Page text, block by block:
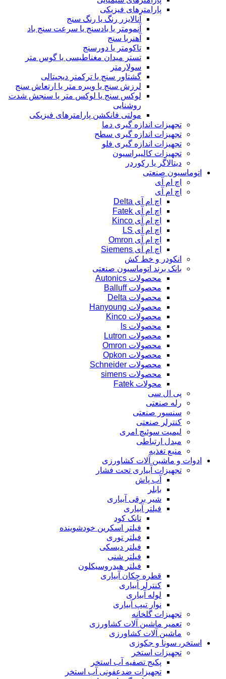
پارامترهای فیزیکی
آنالایزر رنگ یا رنگ سنج
آنمومتر یا بادسنج یا سرعت سنج باد
آهنربا سنج
تاکومتر یا دورسنج
تستر میدان مغناطیسی یا گوس متر
سولارمتر
گشتاور سنج یا ترکمتر دیجیتالی
لرزش سنج یا ویبره متر یا ارتعاش سنج
لوکس سنج یا لوکس متر یا سنجش شدت
روشنایی
مولتی فانکشن پارامترهای فیزیکی
تجهیزات اندازه گیری دما
تجهیزات اندازه گیری سطح
تجهیزات اندازه گیری فلو
تجهیزات کالیبراسیون
دیتالاگر یا رکوردر
اتوماسیون صنعتی
اچ ام آی
اچ ام آی
اچ ام آی Delta
اچ ام آی Fatek
اچ ام آی Kinco
اچ ام آی LS
اچ ام آی Omron
اچ ام آی Siemens
انکودر و خط کش
بانک برند اتوماسیون صنعتی
محصولات Autonics
محصولات Balluff
محصولات Delta
محصولات Hanyoung
محصولات Kinco
محصولات ls
محصولات Lutron
محصولات Omron
محصولات Opkon
محصولات Schneider
محصولات simens
محولات Fatek
پی ال سی
رله صنعتی
سنسور صنعتی
کنترلر صنعتی
لیمیت سوئیچ امری
مبدل ارتباطی
منبع تغذیه
ادوات و ماشین آلات کشاورزی
تجهیزات آبیاری تحت فشار
آب پاش
بابلر
شیر برقی آبیاری
فیلتر آبیاری
تانک کود
فیلتر اسکرین خودشوینده
فیلتر توری
فیلتر دیسکی
فیلتر شنی
فیلتر هیدروسیکلون
قطره چکان آبیاری
کنترلر آبیاری
لوله آبیاری
نوار تیپ آبیاری
تجهیزات گلخانه
تعمیر ماشین آلات کشاورزی
ماشین آلات کشاورزی
استخر، سونا و جکوزی
تجهیزات استخر
پکیج تصفیه آب استخر
تجهیزات ضدعفونی آب استخر